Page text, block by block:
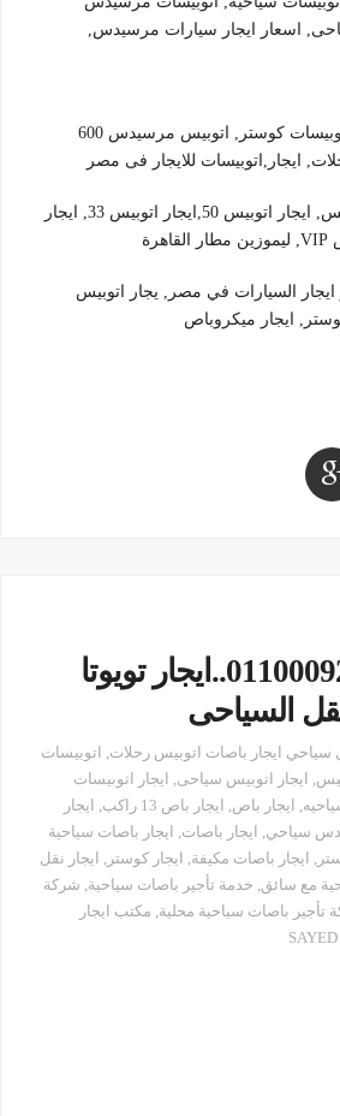
اسعار ايجار سيارات مرسيدس,
ايجار اتوبيسات, ايجار اتوبيسات كوستر, اتوبيس مرسيدس 600
ايجار,اتوبيسات للايجار فى مصر
إيجار اتوبيس,ايجار اتوبيس, ايجار اتوبيس 50,ايجار اتوبيس 33, ايجار
السيارات في مصر, يجار اتوبيس
ايجار ميكروباص
سياحى..01100092199..ايجار تويوتا
السياحى
سياحي ايجار باصات اتوبيس رحلات, اتوبيسات
, ايجار اتوبيس سياحى, ايجار اتوبيسات
, ايجار باص, ايجار باص 13 راكب , ايجار
سياحي, ايجار باصات, ايجار باصات سياحية
, ايجار باصات مكيفة, ايجار كوستر , ايجار نقل
مع سائق, خدمة تأجير باصات سياحية, شركة
تأجير باصات سياحية محلية, مكتب ايجار